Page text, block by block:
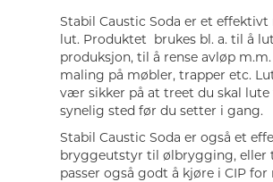
Stabil Caustic Soda er et
lut. Produktet brukes bl. a. til å
produksjon, til å rense avløp
maling på møbler, trapper etc.
vær sikker på at treet du skal
synelig sted før du setter i gang.
Stabil Caustic Soda er også et
bryggeutstyr til ølbrygging, eller
passer også godt å kjøre i CIP